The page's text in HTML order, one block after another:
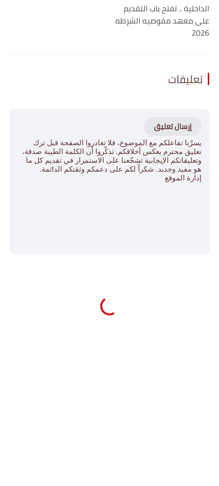
الداخلية .. تفتح باب التقديم
على معهد مفوضيه الشرطه
2026
تعليقات
إرسال تعليق
يسرّنا تفاعلكم مع الموضوع، فلا تغادروا الصفحة قبل ترك
تعليق محترم يعكس أخلاقكم. تذكّروا أن الكلمة الطيبة صدقة،
وتعليقاتكم الإيجابية تشجّعنا على الاستمرار في تقديم كل ما
هو مفيد وجديد. شكراً لكم على دعمكم وثقتكم الدائمة.
إدارة الموقع